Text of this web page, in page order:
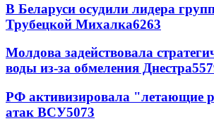
В Беларуси осудили лидера
Трубецкой Михалка6263
Молдова задействовала
воды из-за обмеления Днестра
РФ активизировала "летающие
атак ВСУ5073